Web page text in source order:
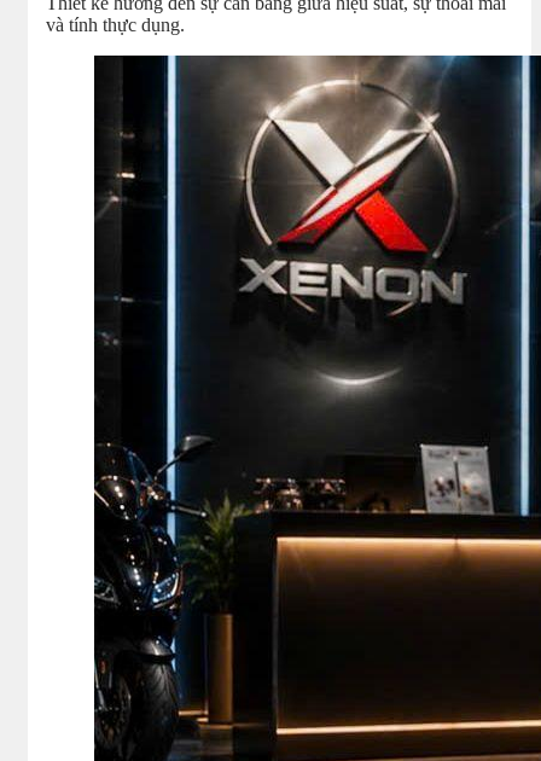
và tính thực dụng.